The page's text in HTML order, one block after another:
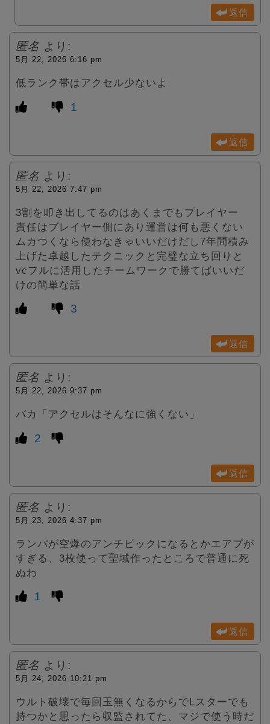
返信
匿名 より:
5月 22, 2026 6:16 pm
低ランク帯はアクセル少ないよ
1
返信
匿名 より:
5月 22, 2026 7:47 pm
3割を叩き出してるのはあくまでもプレイヤー
責任はプレイヤー側にあり運営は何も悪くない
ムカつくなら使わなきゃいいだけだし7年間積み
上げた卓越したテクニックと完璧な立ち回りと
vcフルに活用したチームワークで勝てばいいだ
けの簡単な話
3
返信
匿名 より:
5月 22, 2026 9:37 pm
バカ「アクセルはそんなに強くない」
2
返信
匿名 より:
5月 23, 2026 4:37 pm
ランパが空爆のアンチピックになるとかエアプが
すぎる、3枚使って聖域作ったところで普通に死
ぬわ
1
返信
匿名 より:
5月 24, 2026 10:21 pm
ウルト破壊で毎回玉無くなるからでLスターでも
持つかと思ったら収監されてた、マジで使う時だ